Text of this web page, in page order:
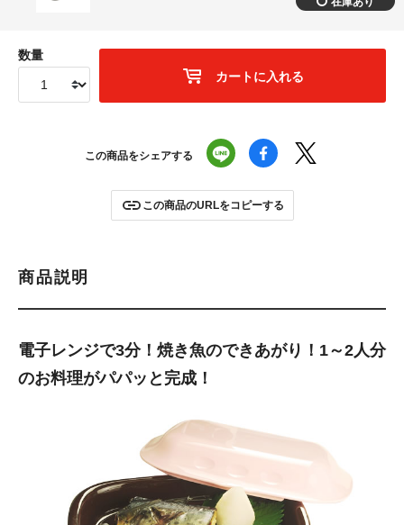
数量
カートに入れる
この商品をシェアする
この商品のURLをコピーする
商品説明
電子レンジで3分！焼き魚のできあがり！1～2人分
のお料理がパパッと完成！